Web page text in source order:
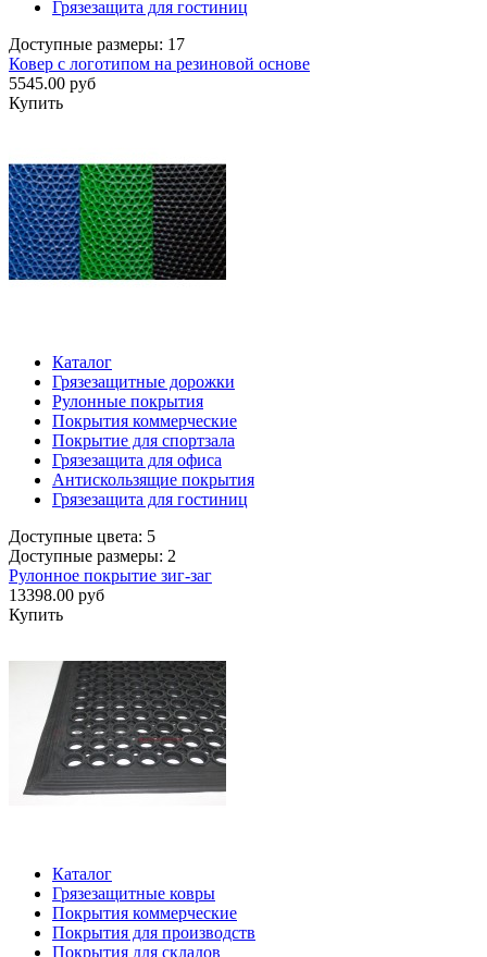
Грязезащита для гостиниц
Доступные размеры: 17
Ковер с логотипом на резиновой основе
5545.00 руб
Купить
Каталог
Грязезащитные дорожки
Рулонные покрытия
Покрытия коммерческие
Покрытие для спортзала
Грязезащита для офиса
Антискользящие покрытия
Грязезащита для гостиниц
Доступные цвета: 5
Доступные размеры: 2
Рулонное покрытие зиг-заг
13398.00 руб
Купить
Каталог
Грязезащитные ковры
Покрытия коммерческие
Покрытия для производств
Покрытия для складов